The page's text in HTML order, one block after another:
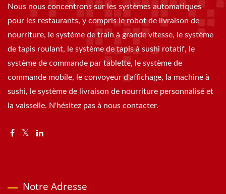
Nous nous concentrons sur les systèmes automatiques
pour les restaurants, y compris le robot de livraison de
nourriture, le système de train à grande vitesse, le système
de tapis roulant, le système de tapis à sushi rotatif, le
système de commande par tablette, le système de
commande mobile, le convoyeur d'affichage, la machine à
sushi, le système de livraison de nourriture personnalisé et
la vaisselle. N'hésitez pas à nous contacter.
Notre Adresse